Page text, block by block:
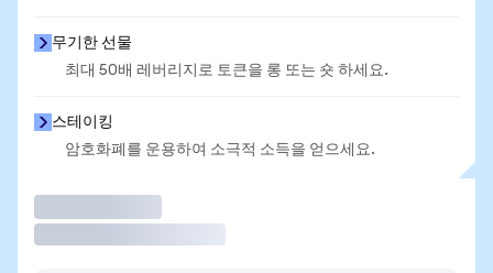
무기한 선물
최대 50배 레버리지로 토큰을 롱 또는 숏 하세요.
스테이킹
암호화폐를 운용하여 소극적 소득을 얻으세요.